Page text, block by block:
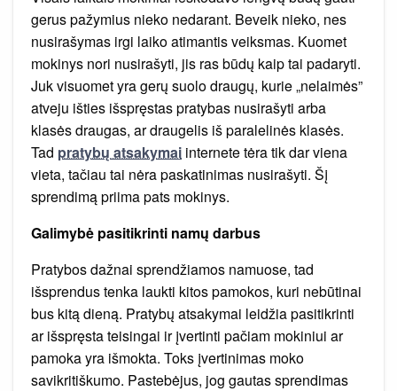
gerus pažymius nieko nedarant. Beveik nieko, nes
nusirašymas irgi laiko atimantis veiksmas. Kuomet
mokinys nori nusirašyti, jis ras būdų kaip tai padaryti.
Juk visuomet yra gerų suolo draugų, kurie „nelaimės”
atveju išties išspręstas pratybas nusirašyti arba
klasės draugas, ar draugelis iš paralelinės klasės.
Tad pratybų atsakymai internete tėra tik dar viena
vieta, tačiau tai nėra paskatinimas nusirašyti. Šį
sprendimą priima pats mokinys.
Galimybė pasitikrinti namų darbus
Pratybos dažnai sprendžiamos namuose, tad
išsprendus tenka laukti kitos pamokos, kuri nebūtinai
bus kitą dieną. Pratybų atsakymai leidžia pasitikrinti
ar išspręsta teisingai ir įvertinti pačiam mokiniui ar
pamoka yra išmokta. Toks įvertinimas moko
savikritiškumo. Pastebėjus, jog gautas sprendimas